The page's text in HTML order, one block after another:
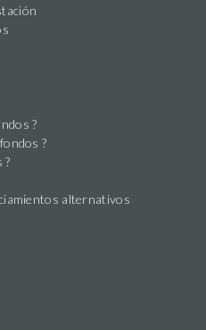
?
?
?
alternativos